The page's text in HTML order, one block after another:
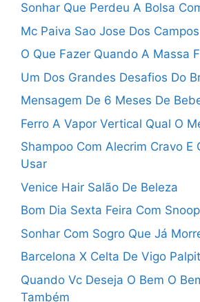
Sonhar Que Perdeu A Bolsa
Mc Paiva Sao Jose Dos Campos
O Que Fazer Quando A Massa
Um Dos Grandes Desafios Do
Mensagem De 6 Meses De
Ferro A Vapor Vertical Qual O
Shampoo Com Alecrim Cravo E
Usar
Venice Hair Salão De Beleza
Bom Dia Sexta Feira Com
Sonhar Com Sogro Que Já
Barcelona X Celta De Vigo
Quando Vc Deseja O Bem O
Também